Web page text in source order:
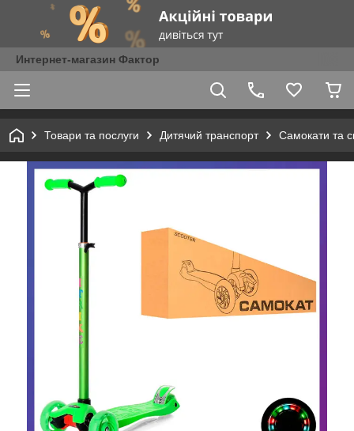
Интернет-магазин Фактор
Товари та послуги Дитячий транспорт Самокати та